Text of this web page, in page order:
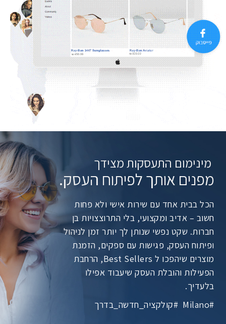
מינימום התעסקות מצידך
מפנים אותך לפיתוח העסק.
הכל בבית אחד עם שירות אישי ולא פחות
חשוב – אדיב ומקצועי, בלי התרוצצויות בן
חברות. שקט נפשי שנותן לך יותר זמן לניהול
ופיתוח העסק, פגישות עם ספקים, הזמנת
מוצרים שיהפכו ל Best Sellers, הרחבת
הפעילות והובלת העסק שיעבוד אפילו
בלעדיך.
#Milano #קולקציה_חדשה_בדרך